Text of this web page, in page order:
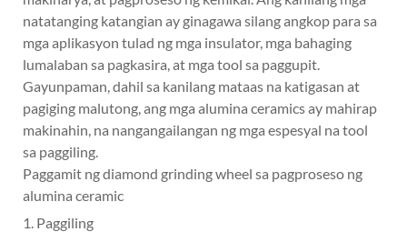
natatanging katangian ay ginagawa silang angkop para sa
mga aplikasyon tulad ng mga insulator, mga bahaging
lumalaban sa pagkasira, at mga tool sa paggupit.
Gayunpaman, dahil sa kanilang mataas na katigasan at
pagiging malutong, ang mga alumina ceramics ay mahirap
makinahin, na nangangailangan ng mga espesyal na tool
sa paggiling.
Paggamit ng diamond grinding wheel sa pagproseso ng
alumina ceramic
1. Paggiling